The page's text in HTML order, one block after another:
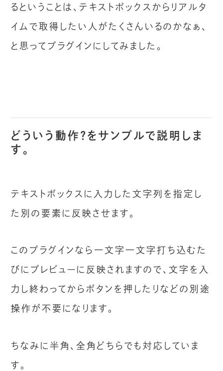
るということは、テキストボックスからリアルタ
イムで取得したい人がたくさんいるのかなぁ、
と思ってプラグインにしてみました。
どういう動作？をサンプルで説明しま
す。
テキストボックスに入力した文字列を指定し
た別の要素に反映させます。
このプラグインなら一文字一文字打ち込むた
びにプレビューに反映されますので、文字を入
力し終わってからボタンを押したりなどの別途
操作が不要になります。
ちなみに半角、全角どちらでも対応していま
す。